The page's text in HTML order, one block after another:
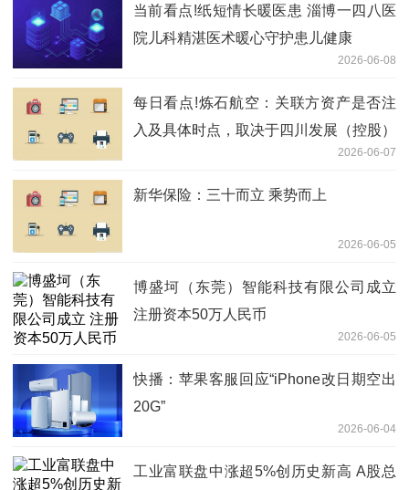
当前看点!纸短情长暖医患 淄博一四八医
院儿科精湛医术暖心守护患儿健康
2026-06-08
每日看点!炼石航空：关联方资产是否注
入及具体时点，取决于四川发展（控股）
2026-06-07
新华保险：三十而立 乘势而上
2026-06-05
博盛坷（东莞）智能科技有限公司成立
注册资本50万人民币
2026-06-05
快播：苹果客服回应“iPhone改日期空出
20G”
2026-06-04
工业富联盘中涨超5%创历史新高 A股总